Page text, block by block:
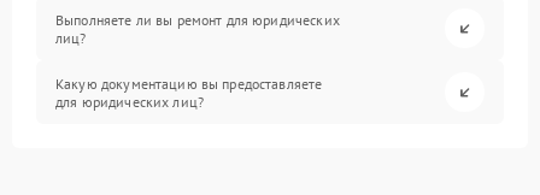
Выполняете ли вы ремонт для юридических
лиц?
Какую документацию вы предоставляете
для юридических лиц?